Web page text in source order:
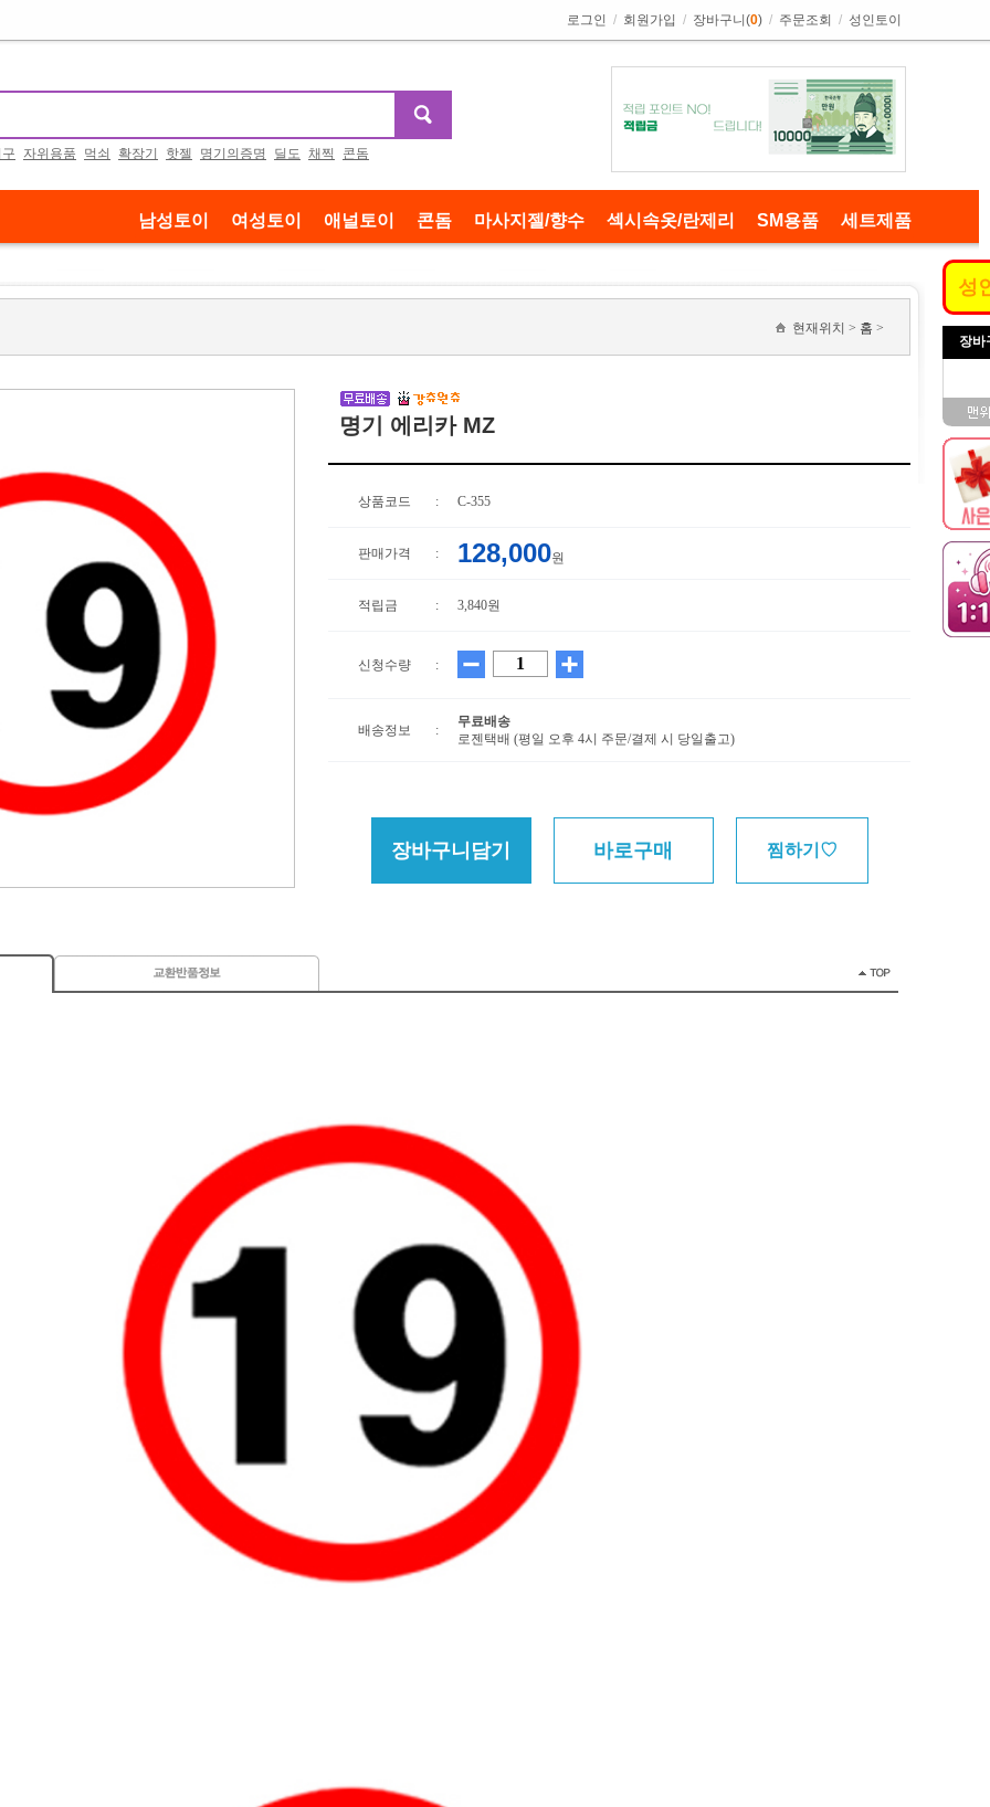
로그인 / 회원가입 / 장바구니(0) / 주문조회 / 성인토이
자위용품 먹쇠 확장기 핫젤 명기의증명 딜도 채찍 콘돔
남성토이 여성토이 애널토이 콘돔 마사지젤/향수 섹시속옷/란제리 SM용품 세트제품
현재위치 > 홈 >
명기 에리카 MZ
상품코드 : C-355
판매가격 : 128,000원
적립금 : 3,840원
신청수량 :
배송정보 :
무료배송
로젠택배 (평일 오후 4시 주문/결제 시 당일출고)
성
장바